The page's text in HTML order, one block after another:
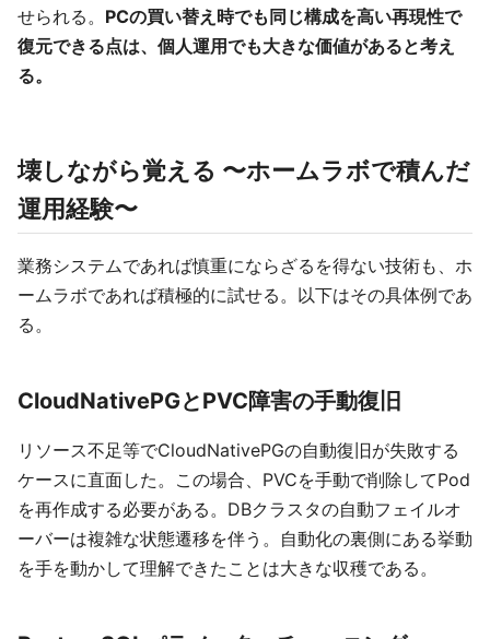
せられる。 PCの買い替え時でも同じ構成を高い再現性で
復元できる点は、個人運用でも大きな価値があると考え
る。
壊しながら覚える 〜ホームラボで積んだ
運用経験〜
業務システムであれば慎重にならざるを得ない技術も、ホ
ームラボであれば積極的に試せる。以下はその具体例であ
る。
CloudNativePGとPVC障害の手動復旧
リソース不足等でCloudNativePGの自動復旧が失敗する
ケースに直面した。この場合、PVCを手動で削除してPod
を再作成する必要がある。DBクラスタの自動フェイルオ
ーバーは複雑な状態遷移を伴う。自動化の裏側にある挙動
を手を動かして理解できたことは大きな収穫である。